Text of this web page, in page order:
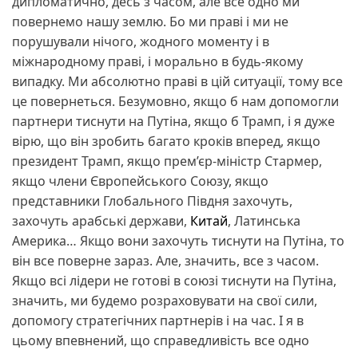
повернемо нашу землю. Бо ми праві і ми не
порушували нічого, жодного моменту і в
міжнародному праві, і морально в будь-якому
випадку. Ми абсолютно праві в цій ситуації, тому все
це повернеться. Безумовно, якщо б нам допомогли
партнери тиснути на Путіна, якщо б Трамп, і я дуже
вірю, що він зробить багато кроків вперед, якщо
президент Трамп, якщо прем’єр-міністр Стармер,
якщо члени Європейського Союзу, якщо
представники Глобального Півдня захочуть,
захочуть арабські держави, Китай, Латинська
Америка… Якщо вони захочуть тиснути на Путіна, то
він все поверне зараз. Але, значить, все з часом.
Якщо всі лідери не готові в союзі тиснути на Путіна,
значить, ми будемо розраховувати на свої сили,
допомогу стратегічних партнерів і на час. І я в
цьому впевнений, що справедливість все одно